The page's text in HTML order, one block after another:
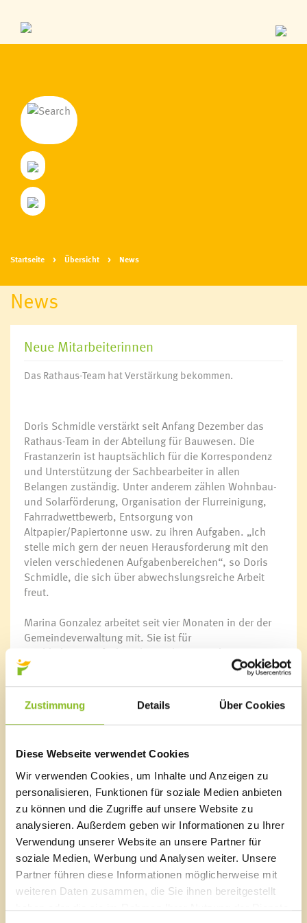
Zustimmung Details Über Cookies
Diese Webseite verwendet Cookies
Wir verwenden Cookies, um Inhalte und Anzeigen zu
personalisieren, Funktionen für soziale Medien anbieten
zu können und die Zugriffe auf unsere Website zu
analysieren. Außerdem geben wir Informationen zu Ihrer
Verwendung unserer Website an unsere Partner für
soziale Medien, Werbung und Analysen weiter. Unsere
Partner führen diese Informationen möglicherweise mit
weiteren Daten zusammen, die Sie ihnen bereitgestellt
haben oder die sie im Rahmen Ihrer Nutzung der Dienste
Startseite Übersicht News
News
Neue Mitarbeiterinnen
Das Rathaus-Team hat Verstärkung bekommen.
Doris Schmidle verstärkt seit Anfang Dezember das
Rathaus-Team in der Abteilung für Bauwesen. Die
Frastanzerin ist hauptsächlich für die Korrespondenz
und Unterstützung der Sachbearbeiter in allen
Belangen zuständig. Unter anderem zählen Wohnbau-
und Solarförderung, Organisation der Flurreinigung,
Fahrradwettbewerb, Entsorgung von
Altpapier/Papiertonne usw. zu ihren Aufgaben. „Ich
stelle mich gern der neuen Herausforderung mit den
vielen verschiedenen Aufgabenbereichen“, so Doris
Schmidle, die sich über abwechslungsreiche Arbeit
freut.
Marina Gonzalez arbeitet seit vier Monaten in der der
Gemeindeverwaltung mit. Sie ist für
Buchhaltungsaufgaben der Marktgemeinde Frastanz
und der Nachbargemeinde Satteins zuständig. „Es ist
schön, dass ich mich in beiden Gemeinden einbringen
kann“, so Marina Gonzalez.
Kontakt
Tel. 05522/51534-25
E-Mail
doris.schmidle@frastanz.at
Marina Gonzalez
Tel. 05522/51534-15
E-Mail
marina.gonzalez@frastanz.at
Marktgemeinde Frastanz